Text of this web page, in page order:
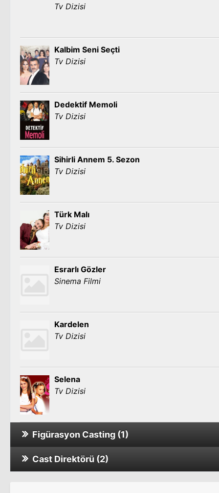
Tv Dizisi
Kalbim Seni Seçti
Tv Dizisi
Dedektif Memoli
Tv Dizisi
Sihirli Annem 5. Sezon
Tv Dizisi
Türk Malı
Tv Dizisi
Esrarlı Gözler
Sinema Filmi
Kardelen
Tv Dizisi
Selena
Tv Dizisi
Figürasyon Casting (1)
Umut Yolcuları
Tv Dizisi
Cast Direktörü (2)